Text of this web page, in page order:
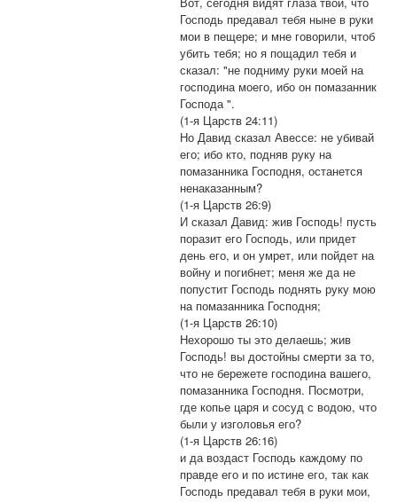
Господь предавал тебя ныне в руки
мои в пещере; и мне говорили, чтоб
убить тебя; но я пощадил тебя и
сказал: "не подниму руки моей на
господина моего, ибо он помазанник
Господа ".
(1-я Царств 24:11)
Но Давид сказал Авессе: не убивай
его; ибо кто, подняв руку на
помазанника Господня, останется
ненаказанным?
(1-я Царств 26:9)
И сказал Давид: жив Господь! пусть
поразит его Господь, или придет
день его, и он умрет, или пойдет на
войну и погибнет; меня же да не
попустит Господь поднять руку мою
на помазанника Господня;
(1-я Царств 26:10)
Нехорошо ты это делаешь; жив
Господь! вы достойны смерти за то,
что не бережете господина вашего,
помазанника Господня. Посмотри,
где копье царя и сосуд с водою, что
были у изголовья его?
(1-я Царств 26:16)
и да воздаст Господь каждому по
правде его и по истине его, так как
Господь предавал тебя в руки мои,